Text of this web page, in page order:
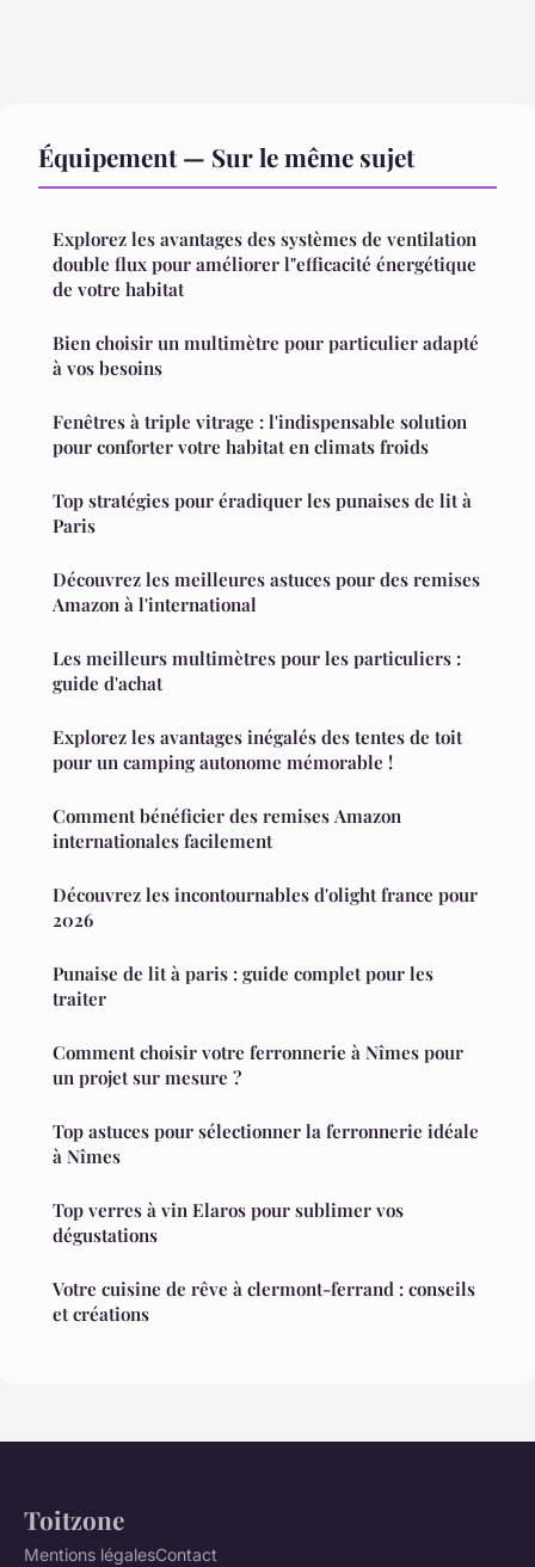
Équipement — Sur le même sujet
Explorez les avantages des systèmes de ventilation
double flux pour améliorer l"efficacité énergétique
de votre habitat
Bien choisir un multimètre pour particulier adapté
à vos besoins
Fenêtres à triple vitrage : l'indispensable solution
pour conforter votre habitat en climats froids
Top stratégies pour éradiquer les punaises de lit à
Paris
Découvrez les meilleures astuces pour des remises
Amazon à l'international
Les meilleurs multimètres pour les particuliers :
guide d'achat
Explorez les avantages inégalés des tentes de toit
pour un camping autonome mémorable !
Comment bénéficier des remises Amazon
internationales facilement
Découvrez les incontournables d'olight france pour
2026
Punaise de lit à paris : guide complet pour les
traiter
Comment choisir votre ferronnerie à Nîmes pour
un projet sur mesure ?
Top astuces pour sélectionner la ferronnerie idéale
à Nîmes
Top verres à vin Elaros pour sublimer vos
dégustations
Votre cuisine de rêve à clermont-ferrand : conseils
et créations
Toitzone
Mentions légalesContact